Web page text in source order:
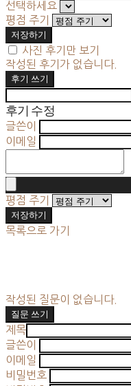
선택하세요
평점 주기
저장하기
사진 후기만 보기
작성된 후기가 없습니다.
후기 쓰기
후기 수정
글쓴이
이메일
평점 주기
저장하기
목록으로 가기
작성된 질문이 없습니다.
질문 쓰기
제목
글쓴이
이메일
비밀번호